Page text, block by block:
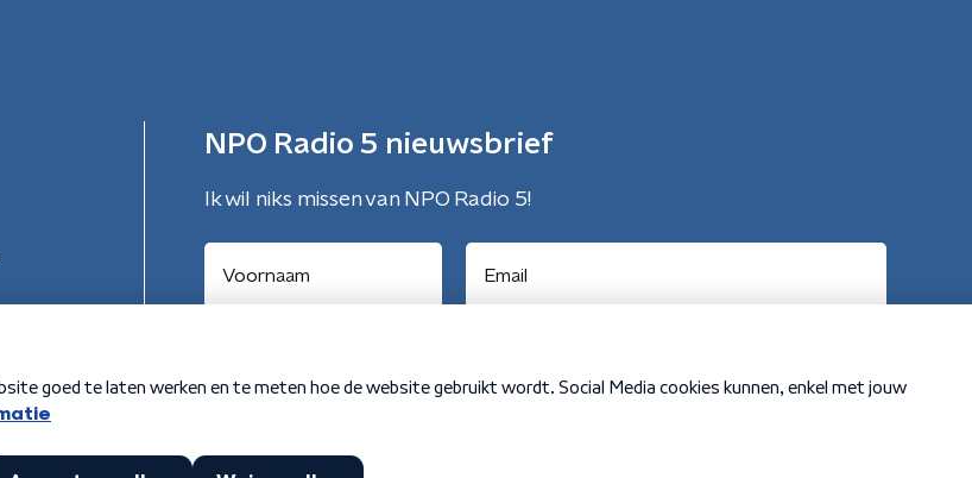
NPO Radio 5 nieuwsbrief
Ik wil niks missen van NPO Radio 5!